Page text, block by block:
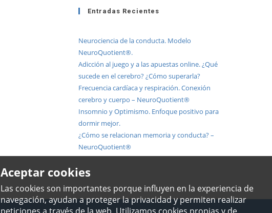
Entradas Recientes
Neurociencia de la conducta. Modelo
NeuroQuotient®.
Adicción al juego y a las apuestas online. ¿Qué
sucede en el cerebro? ¿Cómo superarla?
Frecuencia cardíaca y respiración. Conexión
cerebro y cuerpo – NeuroQuotient®
Insomnio y Optimismo. Enfoque positivo para
dormir mejor.
¿Cómo se relacionan memoria y conducta? –
NeuroQuotient®
Aceptar cookies
Las cookies son importantes porque influyen en la experiencia de
navegación, ayudan a proteger la privacidad y permiten realizar